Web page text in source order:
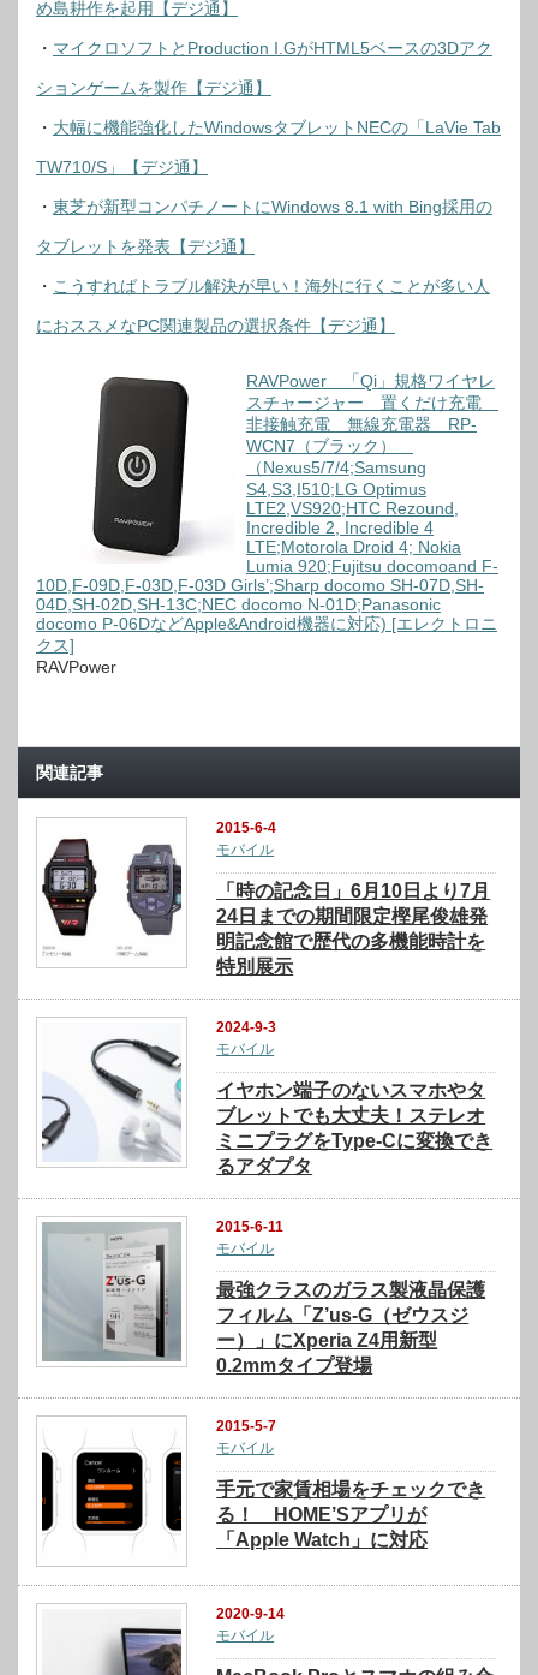
め島耕作を起用【デジ通】
・ マイクロソフトとProduction I.GがHTML5ベースの3Dアク
ションゲームを製作【デジ通】
・ 大幅に機能強化したWindowsタブレットNECの「LaVie Tab
TW710/S」【デジ通】
・ 東芝が新型コンパチノートにWindows 8.1 with Bing採用の
タブレットを発表【デジ通】
・ こうすればトラブル解決が早い！海外に行くことが多い人
におススメなPC関連製品の選択条件【デジ通】
RAVPower 「Qi」規格ワイヤレ
スチャージャー 置くだけ充電
非接触充電 無線充電器 RP-
WCN7（ブラック）
（Nexus5/7/4;Samsung
S4,S3,I510;LG Optimus
LTE2,VS920;HTC Rezound,
Incredible 2, Incredible 4
LTE;Motorola Droid 4; Nokia
Lumia 920;Fujitsu docomoand F-
10D,F-09D,F-03D,F-03D Girls’;Sharp docomo SH-07D,SH-
04D,SH-02D,SH-13C;NEC docomo N-01D;Panasonic
docomo P-06DなどApple&Android機器に対応) [エレクトロニ
クス]
RAVPower
関連記事
2015-6-4
モバイル
「時の記念日」6月10日より7月
24日までの期間限定樫尾俊雄発
明記念館で歴代の多機能時計を
特別展示
2024-9-3
モバイル
イヤホン端子のないスマホやタ
ブレットでも大丈夫！ステレオ
ミニプラグをType-Cに変換でき
るアダプタ
2015-6-11
モバイル
最強クラスのガラス製液晶保護
フィルム「Z’us-G（ゼウスジ
ー）」にXperia Z4用新型
0.2mmタイプ登場
2015-5-7
モバイル
手元で家賃相場をチェックでき
る！ HOME’Sアプリが
「Apple Watch」に対応
2020-9-14
モバイル